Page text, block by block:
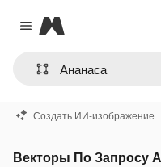
Close menu
Magnific
Создать ИИ-изображение
Векторы По Запросу